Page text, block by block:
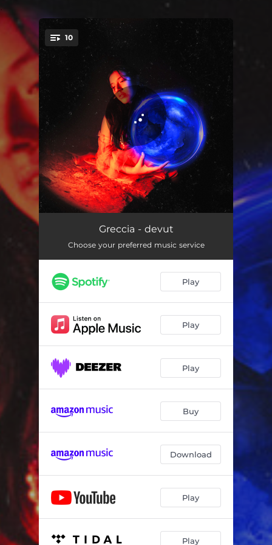
You're all set!
10
¿El 14 qué harás? 02:39
caos 02:13
trato
21 de septiembre 02:07
no hay razón
ma, peiname otra vez 02:28
02:37
Greccia - devut
Choose your preferred music service
Play
Play
Play
Buy
Download
Play
Play
.